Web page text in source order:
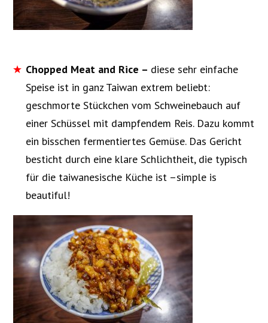
Chopped Meat and Rice – diese sehr einfache
Speise ist in ganz Taiwan extrem beliebt:
geschmorte Stückchen vom Schweinebauch auf
einer Schüssel mit dampfendem Reis. Dazu kommt
ein bisschen fermentiertes Gemüse. Das Gericht
besticht durch eine klare Schlichtheit, die typisch
für die taiwanesische Küche ist –simple is
beautiful!